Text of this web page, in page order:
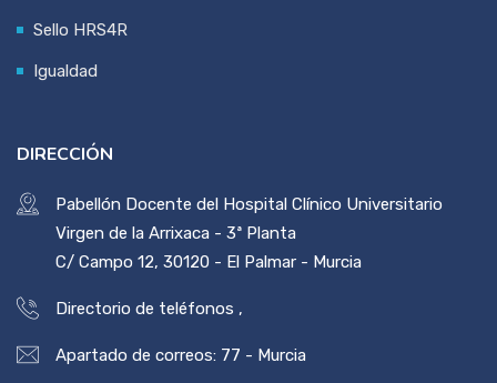
Sello HRS4R
Igualdad
DIRECCIÓN
Pabellón Docente del Hospital Clínico Universitario
Virgen de la Arrixaca - 3ª Planta
C/ Campo 12, 30120 - El Palmar - Murcia
Directorio de teléfonos ,
Apartado de correos: 77 - Murcia